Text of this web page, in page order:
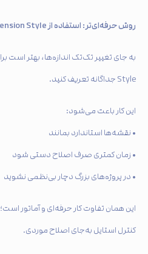
روش حرفه‌ای‌تر: استفاده از Dimension Style
Style جداگانه تعریف کنید.
این کار باعث می‌شود:
• نقشه‌ها استاندارد بمانند
• زمان کمتری صرف اصلاح دستی شود
• در پروژه‌های بزرگ دچار بی‌نظمی نشوید
این همان تفاوت کار حرفه‌ای و آماتور است؛
کنترل استایل به‌جای اصلاح موردی.